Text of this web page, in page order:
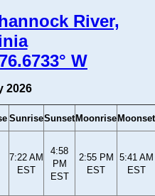
River,
W
2026
SunriseSunset Moonrise Moonset
7:22 AM
EST
4:58
PM
EST
2:55 PM
EST
5:41 AM
EST